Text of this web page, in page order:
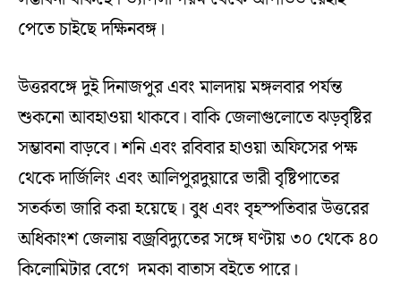
পেতে চাইছে দক্ষিনবঙ্গ।
উত্তরবঙ্গে দুই দিনাজপুর এবং মালদায় মঙ্গলবার পর্যন্ত
শুকনো আবহাওয়া থাকবে। বাকি জেলাগুলোতে ঝড়বৃষ্টির
সম্ভাবনা বাড়বে। শনি এবং রবিবার হাওয়া অফিসের পক্ষ
থেকে দার্জিলিং এবং আলিপুরদুয়ারে ভারী বৃষ্টিপাতের
সতর্কতা জারি করা হয়েছে। বুধ এবং বৃহস্পতিবার উত্তরের
অধিকাংশ জেলায় বজ্রবিদ্যুতের সঙ্গে ঘণ্টায় ৩০ থেকে ৪০
কিলোমিটার বেগে দমকা বাতাস বইতে পারে।